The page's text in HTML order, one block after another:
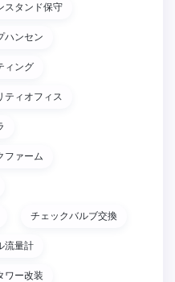
スタンド保守
ハンセン
ィング
ティオフィス
ファーム
チェックバルブ交換
流量計
ワー改装